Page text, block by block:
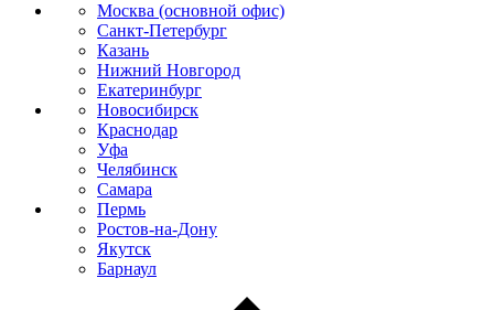
Москва (основной офис)
Санкт-Петербург
Казань
Нижний Новгород
Екатеринбург
Новосибирск
Краснодар
Уфа
Челябинск
Самара
Пермь
Ростов-на-Дону
Якутск
Барнаул